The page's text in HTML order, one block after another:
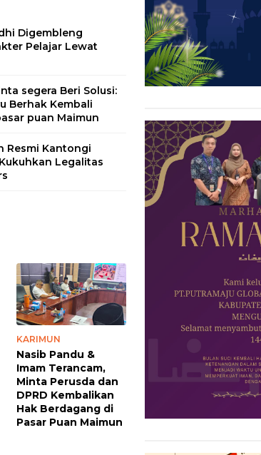
Digembleng
Pelajar Lewat
segera Beri Solusi:
Berhak Kembali
puan Maimun
Resmi Kantongi
Legalitas
KARIMUN
Nasib Pandu &
Imam Terancam,
Minta Perusda dan
DPRD Kembalikan
Hak Berdagang di
Pasar Puan Maimun